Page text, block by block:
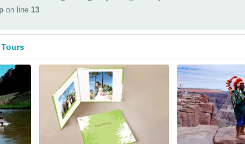
on line13
Tours